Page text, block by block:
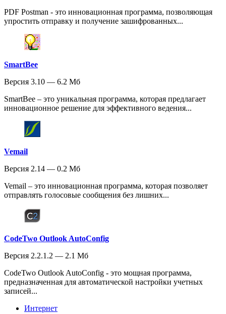
PDF Postman - это инновационная программа, позволяющая
упростить отправку и получение зашифрованных...
SmartBee
Версия 3.10 — 6.2 Мб
SmartBee – это уникальная программа, которая предлагает
инновационное решение для эффективного ведения...
Vemail
Версия 2.14 — 0.2 Мб
Vemail – это инновационная программа, которая позволяет
отправлять голосовые сообщения без лишних...
CodeTwo Outlook AutoConfig
Версия 2.2.1.2 — 2.1 Мб
CodeTwo Outlook AutoConfig - это мощная программа,
предназначенная для автоматической настройки учетных
записей...
Интернет